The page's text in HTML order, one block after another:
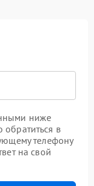
ниже
в
телефону
на свой